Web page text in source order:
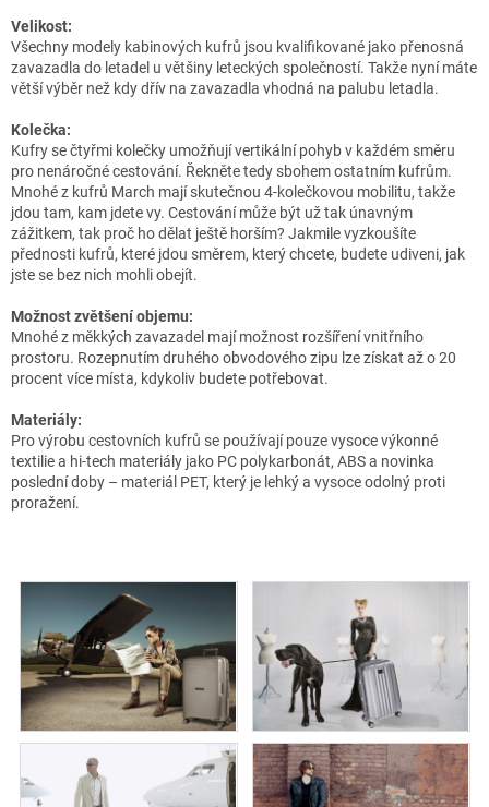
Velikost:
Všechny modely kabinových kufrů jsou kvalifikované jako přenosná
zavazadla do letadel u většiny leteckých společností. Takže nyní máte
větší výběr než kdy dřív na zavazadla vhodná na palubu letadla.
Kolečka:
Kufry se čtyřmi kolečky umožňují vertikální pohyb v každém směru
pro nenáročné cestování. Řekněte tedy sbohem ostatním kufrům.
Mnohé z kufrů March mají skutečnou 4-kolečkovou mobilitu, takže
jdou tam, kam jdete vy. Cestování může být už tak únavným
zážitkem, tak proč ho dělat ještě horším? Jakmile vyzkoušíte
přednosti kufrů, které jdou směrem, který chcete, budete udiveni, jak
jste se bez nich mohli obejít.
Možnost zvětšení objemu:
Mnohé z měkkých zavazadel mají možnost rozšíření vnitřního
prostoru. Rozepnutím druhého obvodového zipu lze získat až o 20
procent více místa, kdykoliv budete potřebovat.
Materiály:
Pro výrobu cestovních kufrů se používají pouze vysoce výkonné
textilie a hi-tech materiály jako PC polykarbonát, ABS a novinka
poslední doby – materiál PET, který je lehký a vysoce odolný proti
proražení.